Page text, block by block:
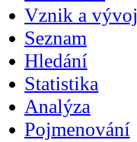
Vznik a vývoj
Seznam
Hledání
Statistika
Analýza
Pojmenování